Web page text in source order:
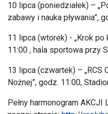
10 lipca (poniedziałek) –
zabawy i nauka pływania”,
11 lipca (wtorek) - „Krok
11:00 , hala sportowa przy
13 lipca (czwartek) – „RCS
Nożnej”, godz. 11:00,
Pełny harmonogram